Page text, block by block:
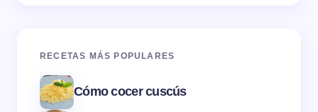
RECETAS MÁS POPULARES
Cómo cocer cuscús